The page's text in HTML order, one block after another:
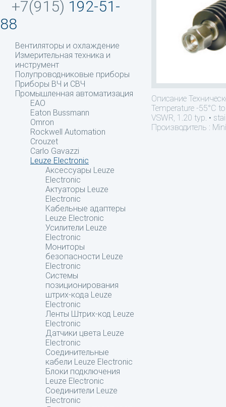
+7(915) 192-51-
88
Вентиляторы и охлаждение
Измерительная техника и
инструмент
Полупроводниковые приборы
Приборы ВЧ и СВЧ
Промышленная автоматизация
EAO
Eaton Bussmann
Omron
Rockwell Automation
Crouzet
Carlo Gavazzi
Leuze Electronic
Аксессуары Leuze
Electronic
Актуаторы Leuze
Electronic
Кабельные адаптеры
Leuze Electronic
Усилители Leuze
Electronic
Мониторы
безопасности Leuze
Electronic
Системы
позиционирования
штрих-кода Leuze
Electronic
Ленты Штрих-код Leuze
Electronic
Датчики цвета Leuze
Electronic
Соединительные
кабели Leuze Electronic
Блоки подключения
Leuze Electronic
Соединители Leuze
Electronic
Описание
Temperature -55°C
VSWR, 1.20 typ. •
Производитель :